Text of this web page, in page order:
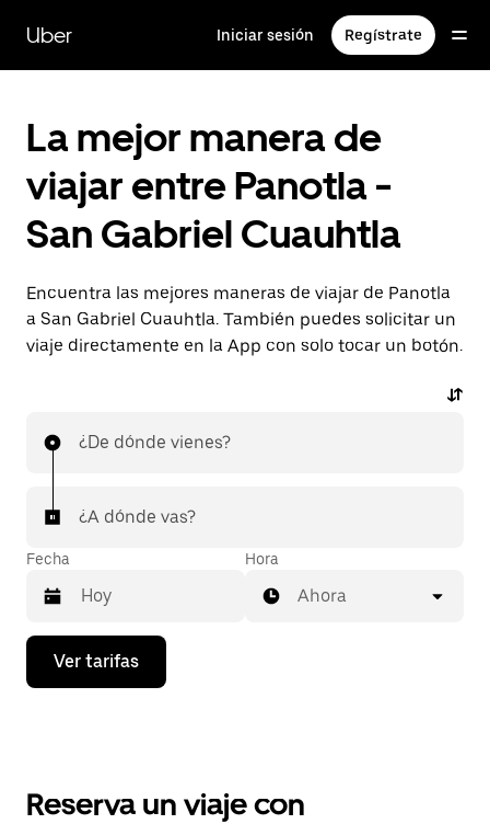
contenido
principal
Uber Iniciar sesión Regístrate
La mejor manera de
viajar entre Panotla -
San Gabriel Cuauhtla
Encuentra las mejores maneras de viajar de Panotla
a San Gabriel Cuauhtla. También puedes solicitar un
viaje directamente en la App con solo tocar un botón.
¿De dónde vienes?
¿A dónde vas?
Fecha
Presiona
flecha
el
Hora
Ahora
Ver tarifas
Reserva un viaje con